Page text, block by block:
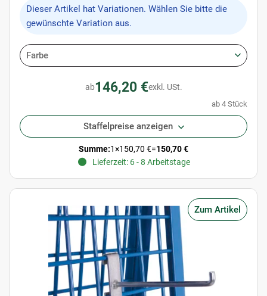
xDieser Artikel hat Variationen. Wählen Sie bitte die
gewünschte Variation aus.
Farbe
ab146,20 €exkl. USt.
ab 4 Stück
Staffelpreise anzeigen
Summe:1×150,70 €=150,70 €
Lieferzeit: 6 - 8 Arbeitstage
Zum Artikel